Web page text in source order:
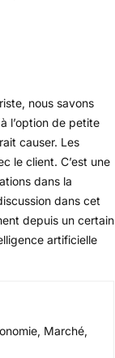
nous savons
l’option de petite
causer. Les
le client. C’est une
dans la
dans cet
depuis un certain
artificielle
Marché,